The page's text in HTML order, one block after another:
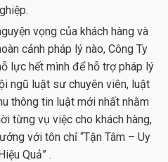
vọng của khách hàng và
cảnh pháp lý nào, Công Ty
lực hết mình để hỗ trợ pháp lý
ngũ luật sư chuyên viên, luật
thông tin luật mới nhất nhằm
từng vụ việc cho khách hàng,
với tôn chỉ “Tận Tâm – Uy
Quả” .